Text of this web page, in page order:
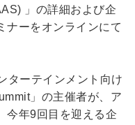
」の詳細および企
ナーをオンラインにて
ターテインメント向け
」の主催者が、ア
今年9回目を迎える企